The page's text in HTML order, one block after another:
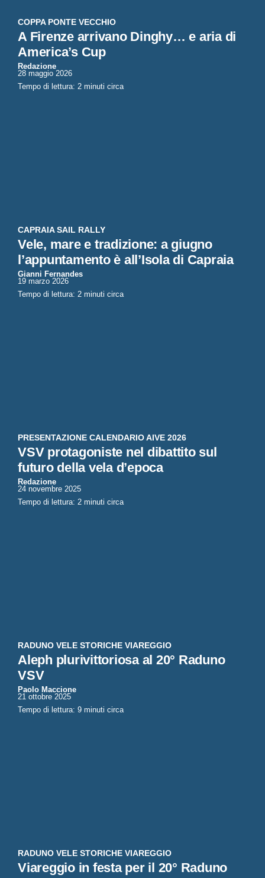
COPPA PONTE VECCHIO
A Firenze arrivano Dinghy… e aria di
America’s Cup
Redazione
28 maggio 2026
Tempo di lettura: 2 minuti circa
CAPRAIA SAIL RALLY
Vele, mare e tradizione: a giugno
l’appuntamento è all’Isola di Capraia
Gianni Fernandes
19 marzo 2026
Tempo di lettura: 2 minuti circa
PRESENTAZIONE CALENDARIO AIVE 2026
VSV protagoniste nel dibattito sul
futuro della vela d’epoca
Redazione
24 novembre 2025
Tempo di lettura: 2 minuti circa
RADUNO VELE STORICHE VIAREGGIO
Aleph plurivittoriosa al 20° Raduno
VSV
Paolo Maccione
21 ottobre 2025
Tempo di lettura: 9 minuti circa
RADUNO VELE STORICHE VIAREGGIO
Viareggio in festa per il 20° Raduno